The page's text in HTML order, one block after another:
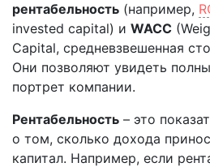
рентабельность (например,
invested capital) и WACC
Capital, средневзвешенная
Они позволяют увидеть
портрет компании.
Рентабельность – это
о том, сколько дохода
капитал. Например, если